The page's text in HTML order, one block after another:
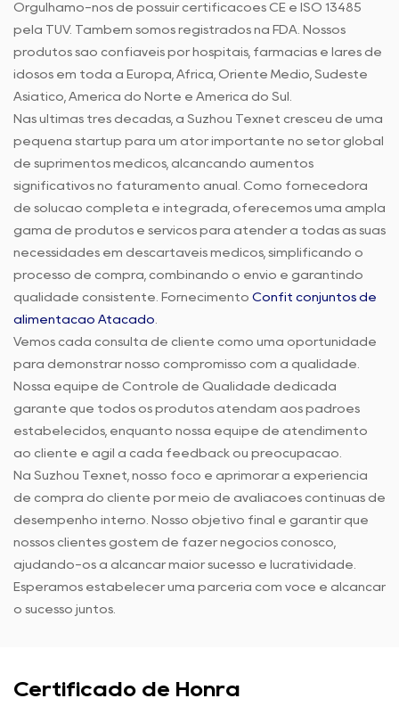
Orgulhamo-nos de possuir certificações CE e ISO 13485
pela TUV. Também somos registrados na FDA. Nossos
produtos são confiáveis por hospitais, farmácias e lares de
idosos em toda a Europa, África, Oriente Médio, Sudeste
Asiático, América do Norte e América do Sul.
Nas últimas três décadas, a Suzhou Texnet cresceu de uma
pequena startup para um ator importante no setor global
de suprimentos médicos, alcançando aumentos
significativos no faturamento anual. Como fornecedora
de solução completa e integrada, oferecemos uma ampla
gama de produtos e serviços para atender a todas as suas
necessidades em descartáveis médicos, simplificando o
processo de compra, combinando o envio e garantindo
qualidade consistente. Fornecimento Confit conjuntos de
alimentação Atacado
Vemos cada consulta de cliente como uma oportunidade
para demonstrar nosso compromisso com a qualidade.
Nossa equipe de Controle de Qualidade dedicada
garante que todos os produtos atendam aos padrões
estabelecidos, enquanto nossa equipe de atendimento
ao cliente é ágil a cada feedback ou preocupação.
Na Suzhou Texnet, nosso foco é aprimorar a experiência
de compra do cliente por meio de avaliações contínuas de
desempenho interno. Nosso objetivo final é garantir que
nossos clientes gostem de fazer negócios conosco,
ajudando-os a alcançar maior sucesso e lucratividade.
Esperamos estabelecer uma parceria com você e alcançar
o sucesso juntos.
Certificado de Honra